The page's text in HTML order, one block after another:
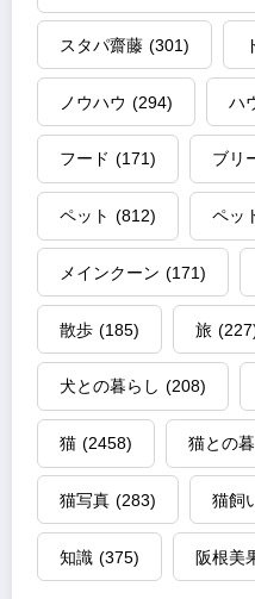
スタパ齋藤 (301)
ノウハウ (294) ハ
フード (171) ブリ
ペット (812) ペッ
メインクーン (171)
散歩 (185) 旅
犬との暮らし (208)
猫 (2458) 猫との
猫写真 (283) 猫飼
知識 (375) 阪根美